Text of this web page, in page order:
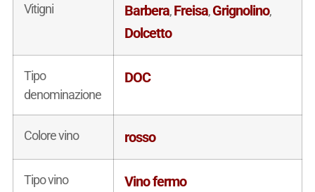
Vitigni Barbera,Freisa,Grignolino,
Dolcetto
Tipo
denominazione
DOC
Colore vino rosso
Tipo vino Vino fermo